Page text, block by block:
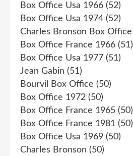
Box Office Usa 1966 (52)
Box Office Usa 1974 (52)
Charles Bronson Box Office
Box Office France 1966 (51)
Box Office Usa 1977 (51)
Jean Gabin (51)
Bourvil Box Office (50)
Box Office 1972 (50)
Box Office France 1965 (50)
Box Office France 1981 (50)
Box Office Usa 1969 (50)
Charles Bronson (50)